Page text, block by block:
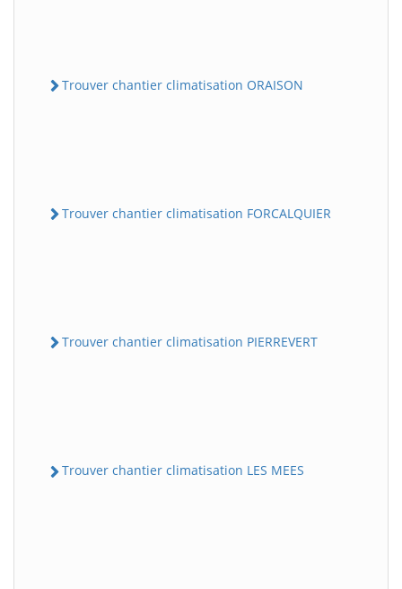
Trouver chantier climatisation ORAISON
Trouver chantier climatisation FORCALQUIER
Trouver chantier climatisation PIERREVERT
Trouver chantier climatisation LES MEES